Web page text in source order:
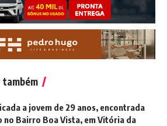
também
a jovem de 29 anos, encontrada
no Bairro Boa Vista, em Vitória da